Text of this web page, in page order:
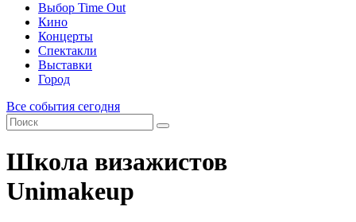
Выбор Time Out
Кино
Концерты
Спектакли
Выставки
Город
Все события сегодня
Школа визажистов
Unimakeup